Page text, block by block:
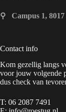
⚲ Campus 1,
Contact info
Kom gezellig langs
voor jouw volgende
dus check van
T: 06 2087 7491